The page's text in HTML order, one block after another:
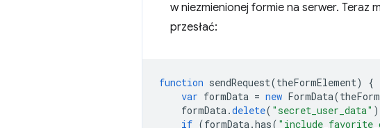
w niezmienionej formie na serwer. Teraz
przesłać:
function sendRequest(theFormElement)
{
var formData = new FormData(
formData.delete( "secret_user_data"
if (formData.has(